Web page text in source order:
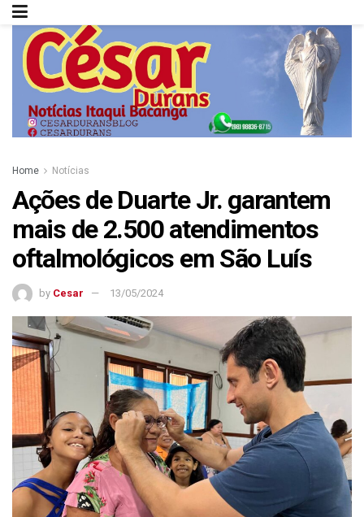
Home Notícias
Ações de Duarte Jr. garantem
mais de 2.500 atendimentos
oftalmológicos em São Luís
by Cesar 13/05/2024